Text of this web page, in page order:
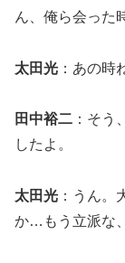
ん、俺ら会った
太田光 ：あの時
田中裕二 ：そう
したよ。
太田光 ：うん。
か…もう立派な